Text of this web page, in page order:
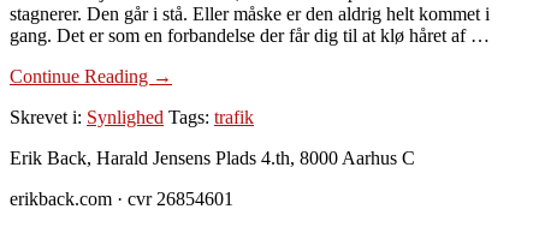
stagnerer. Den går i stå. Eller måske er den aldrig helt kommet i
gang. Det er som en forbandelse der får dig til at klø håret af …
Continue Reading om
får
mere
til
→
Skrevet i: Synlighed Tags: trafik
Footer
Erik Back, Harald Jensens Plads 4.th, 8000 Aarhus C
erikback.com · cvr 26854601